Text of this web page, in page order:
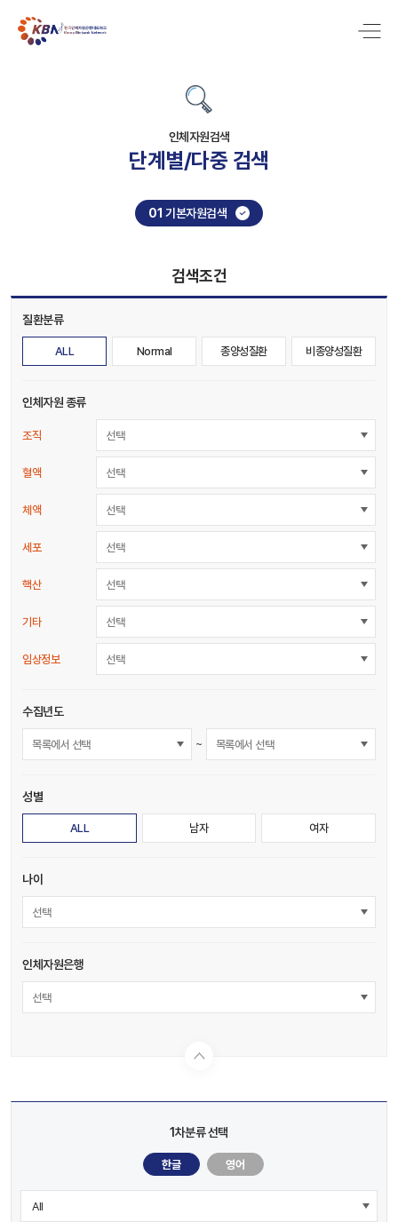
인체자원검색
단계별/다중 검색
01 기본자원검색
검색조건
질환분류
ALL Normal 종양성질환 비종양성질환
인체자원 종류
조직 선택
혈액 선택
체액 선택
세포 선택
핵산 선택
기타 선택
임상정보 선택
수집년도
~
성별
ALL 남자 여자
나이
선택
인체자원은행
선택
1차분류 선택
한글 영어